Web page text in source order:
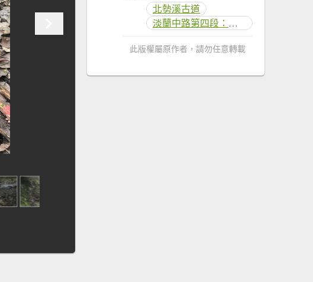
北勢溪古道
淡蘭中路第四段：威惠廟至灣潭古道登山口(崩山坑線)
此版權屬原作者，請勿任意轉載